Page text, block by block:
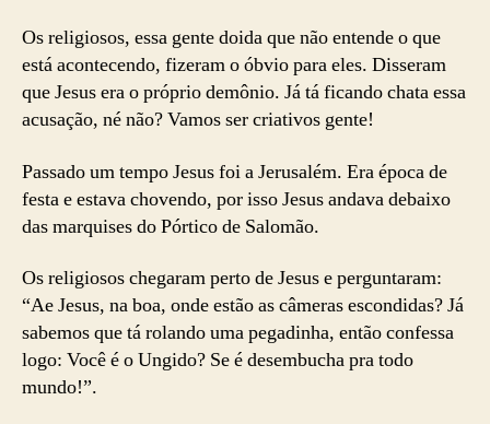
Os religiosos, essa gente doida que não entende o que
está acontecendo, fizeram o óbvio para eles. Disseram
que Jesus era o próprio demônio. Já tá ficando chata essa
acusação, né não? Vamos ser criativos gente!
Passado um tempo Jesus foi a Jerusalém. Era época de
festa e estava chovendo, por isso Jesus andava debaixo
das marquises do Pórtico de Salomão.
Os religiosos chegaram perto de Jesus e perguntaram:
“Ae Jesus, na boa, onde estão as câmeras escondidas? Já
sabemos que tá rolando uma pegadinha, então confessa
logo: Você é o Ungido? Se é desembucha pra todo
mundo!”.